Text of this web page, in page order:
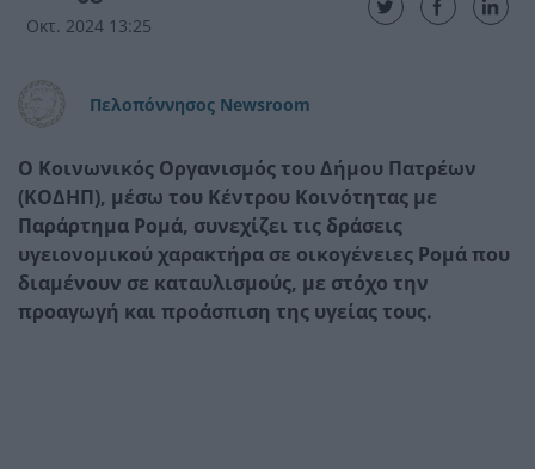
Οκτ. 2024 13:25
Πελοπόννησος Newsroom
Ο Κοινωνικός Οργανισμός του Δήμου Πατρέων
(ΚΟΔΗΠ), μέσω του Κέντρου Κοινότητας με
Παράρτημα Ρομά, συνεχίζει τις δράσεις
υγειονομικού χαρακτήρα σε οικογένειες Ρομά που
διαμένουν σε καταυλισμούς, με στόχο την
προαγωγή και προάσπιση της υγείας τους.